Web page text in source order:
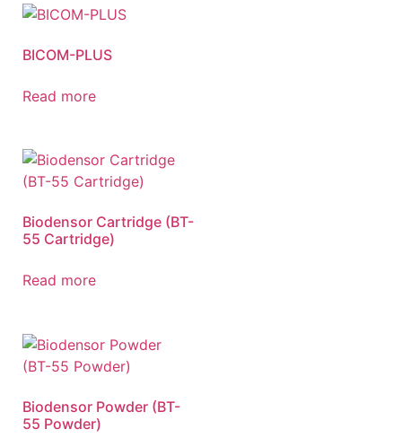
BICOM-PLUS
Read more
Biodensor Cartridge (BT-
55 Cartridge)
Read more
Biodensor Powder (BT-
55 Powder)